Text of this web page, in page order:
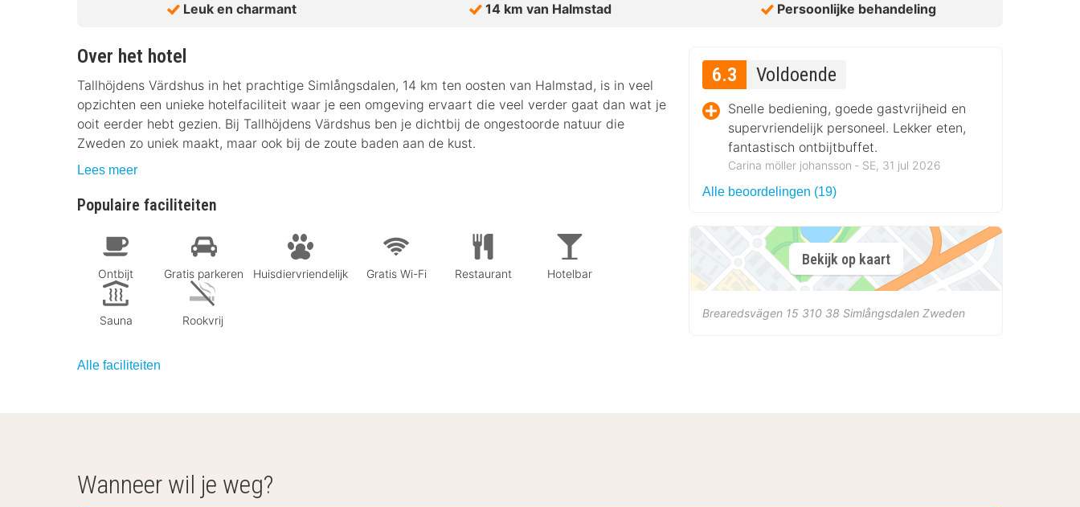
Leuk en charmant 14 km van Halmstad Persoonlijke behandeling
Over het hotel
Tallhöjdens Värdshus in het prachtige Simlångsdalen, 14 km ten oosten van Halmstad, is in veel
opzichten een unieke hotelfaciliteit waar je een omgeving ervaart die veel verder gaat dan wat je
ooit eerder hebt gezien. Bij Tallhöjdens Värdshus ben je dichtbij de ongestoorde natuur die
Zweden zo uniek maakt, maar ook bij de zoute baden aan de kust.
Lees meer
Populaire faciliteiten
Ontbijt Gratis parkeren Huisdiervriendelijk Gratis Wi-Fi Restaurant Hotelbar
Sauna Rookvrij
Alle faciliteiten
6.3 Voldoende
Snelle bediening, goede gastvrijheid en
supervriendelijk personeel. Lekker eten,
fantastisch ontbijtbuffet.
Carina möller johansson ‐ SE, 31 jul 2026
Alle beoordelingen (19)
Bekijk op kaart
Brearedsvägen 15 310 38 Simlångsdalen Zweden
Wanneer wil je weg?